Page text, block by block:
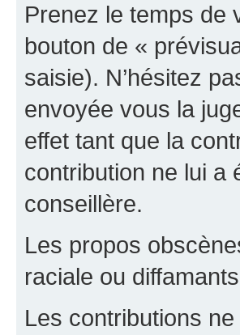
Prenez le temps de
bouton de «
saisie). N’hésitez
envoyée vous la
effet tant que la
contribution ne lui a
conseillère.
Les propos
raciale ou
Les contributions